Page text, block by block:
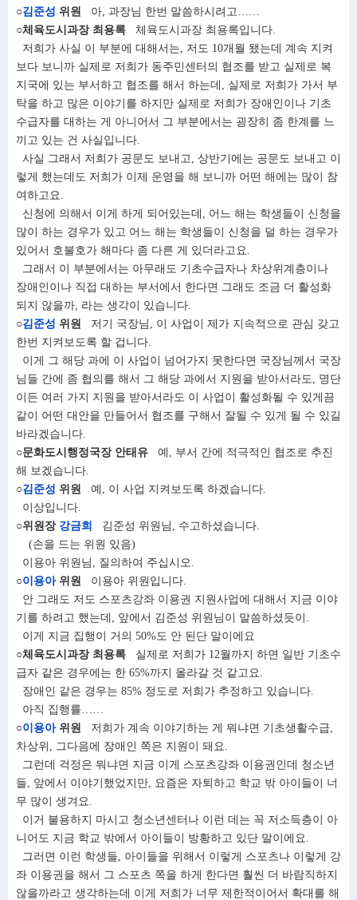
○김준성 위원
아, 과장님 한번 말씀하시려고……
○체육도시과장 최용록 체육도시과장 최용록입니다.
저희가 사실 이 부분에 대해서는, 저도 10개월 됐는데 계속 지켜
보다 보니까 실제로 저희가 동주민센터의 협조를 받고 실제로 복
지국에 있는 부서하고 협조를 해서 하는데, 실제로 저희가 가서 부
탁을 하고 많은 이야기를 하지만 실제로 저희가 장애인이나 기초
수급자를 대하는 게 아니어서 그 부분에서는 굉장히 좀 한계를 느
끼고 있는 건 사실입니다.
사실 그래서 저희가 공문도 보내고, 상반기에는 공문도 보내고 이
렇게 했는데도 저희가 이제 운영을 해 보니까 어떤 해에는 많이 참
여하고요.
신청에 의해서 이게 하게 되어있는데, 어느 해는 학생들이 신청을
많이 하는 경우가 있고 어느 해는 학생들이 신청을 덜 하는 경우가
있어서 호불호가 해마다 좀 다른 게 있더라고요.
그래서 이 부분에서는 아무래도 기초수급자나 차상위계층이나
장애인이나 직접 대하는 부서에서 한다면 그래도 조금 더 활성화
되지 않을까, 라는 생각이 있습니다.
○김준성 위원
저기 국장님, 이 사업이 제가 지속적으로 관심 갖고
한번 지켜보도록 할 겁니다.
이게 그 해당 과에 이 사업이 넘어가지 못한다면 국장님께서 국장
님들 간에 좀 협의를 해서 그 해당 과에서 지원을 받아서라도, 명단
이든 여러 가지 지원을 받아서라도 이 사업이 활성화될 수 있게끔
같이 어떤 대안을 만들어서 협조를 구해서 잘될 수 있게 될 수 있길
바라겠습니다.
○문화도시행정국장 안태유 예, 부서 간에 적극적인 협조로 추진
해 보겠습니다.
○김준성 위원
예, 이 사업 지켜보도록 하겠습니다.
이상입니다.
○위원장 강금희
김준성 위원님, 수고하셨습니다.
(손을 드는 위원 있음)
이용아 위원님, 질의하여 주십시오.
○이용아위원
이용아 위원입니다.
안 그래도 저도 스포츠강좌 이용권 지원사업에 대해서 지금 이야
기를 하려고 했는데, 앞에서 김준성 위원님이 말씀하셨듯이.
이게 지금 집행이 거의 50%도 안 된단 말이에요
○체육도시과장 최용록 실제로 저희가 12월까지 하면 일반 기초수
급자 같은 경우에는 한 65%까지 올라갈 것 같고요.
장애인 같은 경우는 85% 정도로 저희가 추정하고 있습니다.
아직 집행률……
○이용아위원
저희가 계속 이야기하는 게 뭐냐면 기초생활수급,
차상위, 그다음에 장애인 쪽은 지원이 돼요.
그런데 걱정은 뭐냐면 지금 이게 스포츠강좌 이용권인데 청소년
들, 앞에서 이야기했었지만, 요즘은 자퇴하고 학교 밖 아이들이 너
무 많이 생겨요.
이거 불용하지 마시고 청소년센터나 이런 데는 꼭 저소득층이 아
니어도 지금 학교 밖에서 아이들이 방황하고 있단 말이에요.
그러면 이런 학생들, 아이들을 위해서 이렇게 스포츠나 이렇게 강
좌 이용권을 해서 그 스포츠 쪽을 하게 한다면 훨씬 더 바람직하지
않을까라고 생각하는데 이게 저희가 너무 제한적이어서 확대를 해